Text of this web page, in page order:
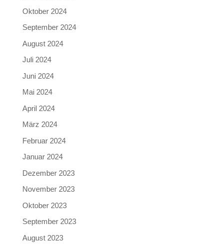
Oktober 2024
September 2024
August 2024
Juli 2024
Juni 2024
Mai 2024
April 2024
März 2024
Februar 2024
Januar 2024
Dezember 2023
November 2023
Oktober 2023
September 2023
August 2023